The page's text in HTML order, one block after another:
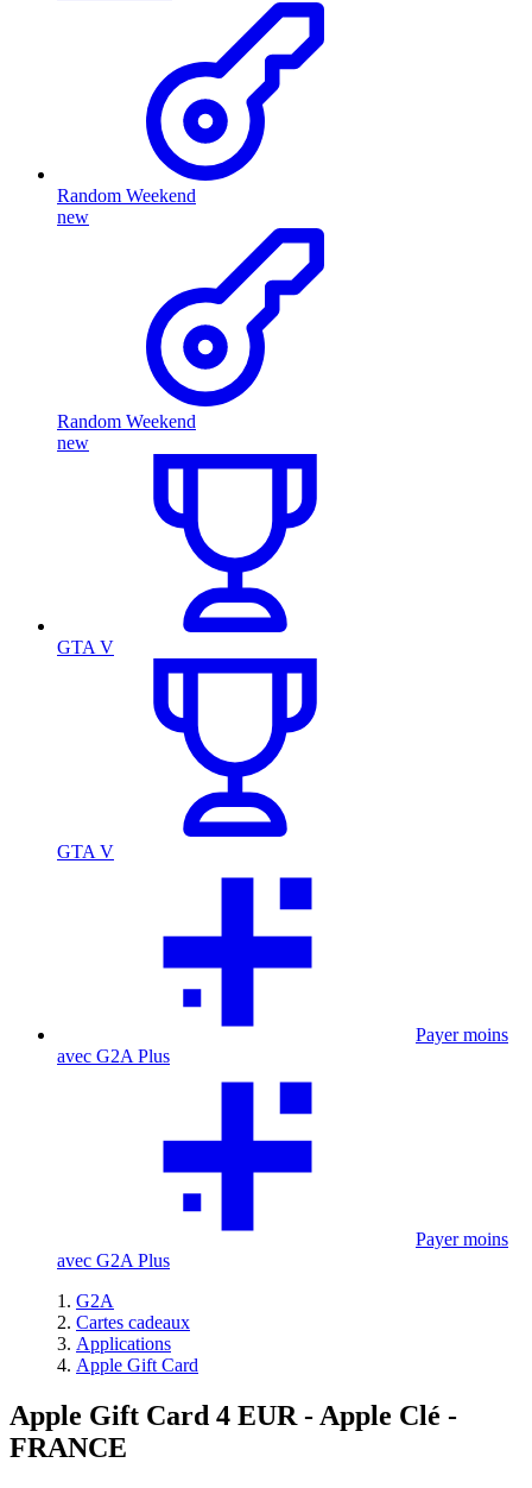
Random Weekend
new
Random Weekend
new
GTA V
GTA V
Payer moins
avec G2A Plus
Payer moins
avec G2A Plus
G2A
Cartes cadeaux
Applications
Apple Gift Card
Apple Gift Card 4 EUR - Apple Clé -
FRANCE